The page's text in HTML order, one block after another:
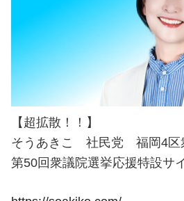
【超拡散！！】
そうあきこ 社民党 福岡4区
第50回衆議院選挙応援特設サ